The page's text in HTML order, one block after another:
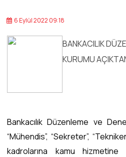
6 Eylül 2022 09:18
BANKACILIK
KURUMU
Bankacılık Düzenleme ve
“Mühendis”, “Sekreter”,
kadrolarına kamu